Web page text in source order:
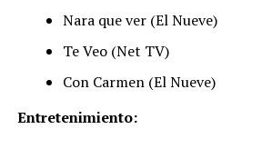
Nara que ver (El Nueve)
Te Veo (Net TV)
Con Carmen (El Nueve)
Entretenimiento: